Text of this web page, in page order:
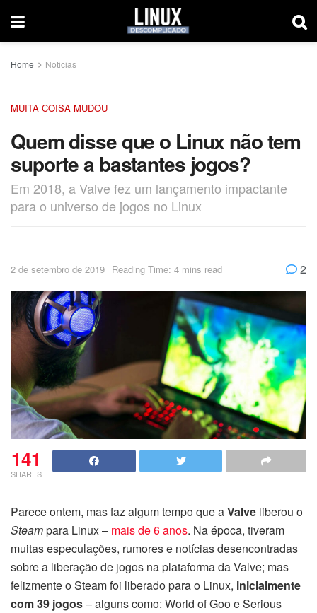
Home Noticias
MUITA COISA MUDOU
Quem disse que o Linux não tem
suporte a bastantes jogos?
Em 2018, a Valve fez um lançamento impactante
para o universo de jogos no Linux
2 de setembro de 2019 Reading Time: 4 mins read 2
141
SHARES
Parece ontem, mas faz algum tempo que aValve liberou o
Steampara Linux – mais de 6 anos. Na época, tiveram
muitas especulações, rumores e notícias desencontradas
sobre a liberação de jogos na plataforma da Valve; mas
felizmente o Steam foi liberado para o Linux, inicialmente
com 39 jogos– alguns como: World of Goo e Serious